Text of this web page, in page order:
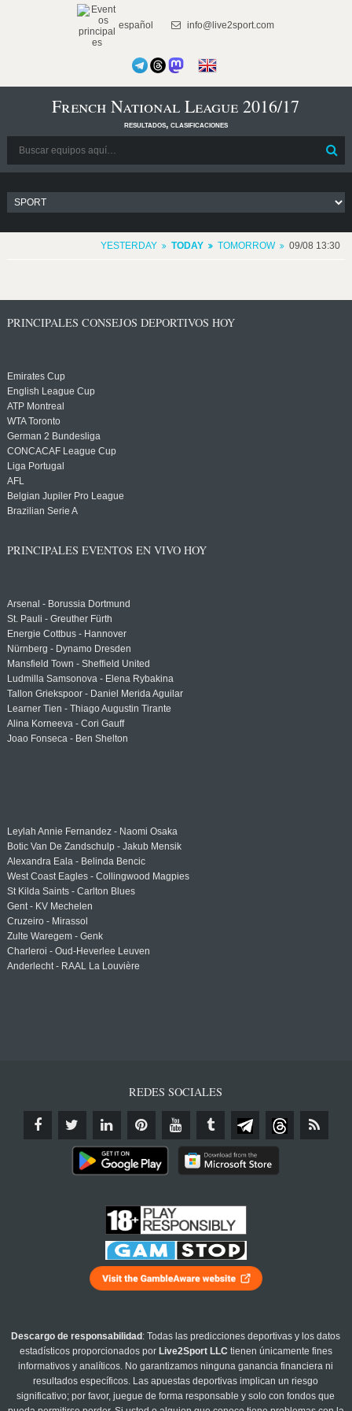
español info@live2sport.com
French National League 2016/17
resultados, clasificaciones
YESTERDAY TODAY TOMORROW 09/08 13:30
PRINCIPALES CONSEJOS DEPORTIVOS HOY
Emirates Cup
English League Cup
ATP Montreal
WTA Toronto
German 2 Bundesliga
CONCACAF League Cup
Liga Portugal
AFL
Belgian Jupiler Pro League
Brazilian Serie A
PRINCIPALES EVENTOS EN VIVO HOY
Arsenal - Borussia Dortmund
St. Pauli - Greuther Fürth
Energie Cottbus - Hannover
Nürnberg - Dynamo Dresden
Mansfield Town - Sheffield United
Ludmilla Samsonova - Elena Rybakina
Tallon Griekspoor - Daniel Merida Aguilar
Learner Tien - Thiago Augustin Tirante
Alina Korneeva - Cori Gauff
Joao Fonseca - Ben Shelton
Leylah Annie Fernandez - Naomi Osaka
Botic Van De Zandschulp - Jakub Mensik
Alexandra Eala - Belinda Bencic
West Coast Eagles - Collingwood Magpies
St Kilda Saints - Carlton Blues
Gent - KV Mechelen
Cruzeiro - Mirassol
Zulte Waregem - Genk
Charleroi - Oud-Heverlee Leuven
Anderlecht - RAAL La Louvière
REDES SOCIALES
Descargo de responsabilidad : Todas las predicciones deportivas y los datos
estadísticos proporcionados por Live2Sport LLC tienen únicamente fines
informativos y analíticos. No garantizamos ninguna ganancia financiera ni
resultados específicos. Las apuestas deportivas implican un riesgo
significativo; por favor, juegue de forma responsable y solo con fondos que